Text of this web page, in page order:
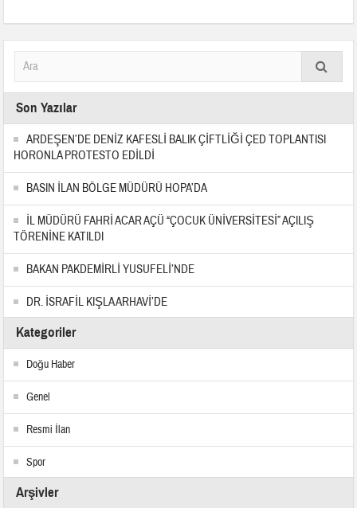
Son Yazılar
ARDEŞEN’DE DENİZ KAFESLİ BALIK ÇİFTLİĞİ ÇED TOPLANTISI
HORONLA PROTESTO EDİLDİ
BASIN İLAN BÖLGE MÜDÜRÜ HOPA’DA
İL MÜDÜRÜ FAHRİ ACAR AÇÜ “ÇOCUK ÜNİVERSİTESİ” AÇILIŞ
TÖRENİNE KATILDI
BAKAN PAKDEMİRLİ YUSUFELİ’NDE
DR. İSRAFİL KIŞLA ARHAVİ’DE
Kategoriler
Doğu Haber
Genel
Resmi İlan
Spor
Arşivler